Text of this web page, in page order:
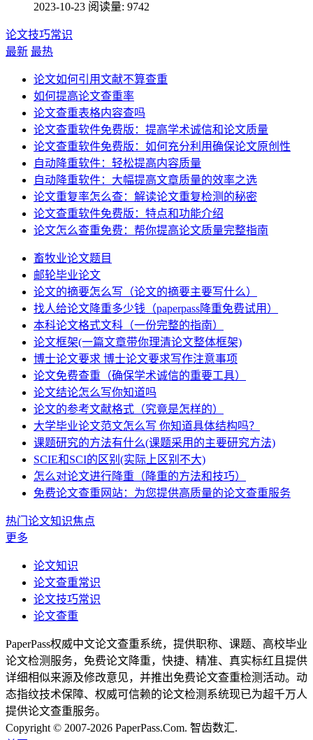
2023-10-23 阅读量: 9742
论文技巧常识
最新 最热
论文如何引用文献不算查重
如何提高论文查重率
论文查重表格内容查吗
论文查重软件免费版：提高学术诚信和论文质量
论文查重软件免费版：如何充分利用确保论文原创性
自动降重软件：轻松提高内容质量
自动降重软件：大幅提高文章质量的效率之选
论文重复率怎么查：解读论文重复检测的秘密
论文查重软件免费版：特点和功能介绍
论文怎么查重免费：帮你提高论文质量完整指南
畜牧业论文题目
邮轮毕业论文
论文的摘要怎么写（论文的摘要主要写什么）
找人给论文降重多少钱（paperpass降重免费试用）
本科论文格式文科（一份完整的指南）
论文框架(一篇文章带你理清论文整体框架)
博士论文要求 博士论文要求写作注意事项
论文免费查重（确保学术诚信的重要工具）
论文结论怎么写你知道吗
论文的参考文献格式（究竟是怎样的）
大学毕业论文范文怎么写 你知道具体结构吗？
课题研究的方法有什么(课题采用的主要研究方法)
SCIE和SCI的区别(实际上区别不大)
怎么对论文进行降重（降重的方法和技巧）
免费论文查重网站：为您提供高质量的论文查重服务
热门论文知识焦点
更多
论文知识
论文查重常识
论文技巧常识
论文查重
PaperPass权威中文论文查重系统，提供职称、课题、高校毕业
论文检测服务，免费论文降重，快捷、精准、真实标红且提供
详细相似来源及修改意见，并推出免费论文查重检测活动。动
态指纹技术保障、权威可信赖的论文检测系统现已为超千万人
提供论文查重服务。
Copyright © 2007-2026 PaperPass.Com. 智齿数汇.